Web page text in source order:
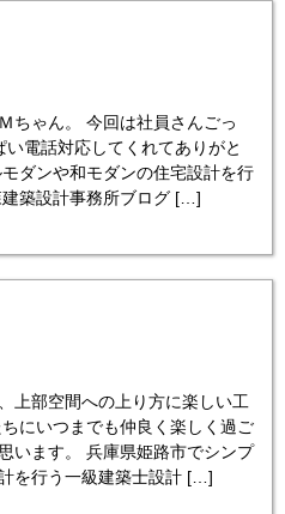
ちゃん。 今回は社員さんごっ
電話対応してくれてありがと
ダンや和モダンの住宅設計を行
築設計事務所ブログ […]
上部空間への上り方に楽しい工
にいつまでも仲良く楽しく過ご
います。 兵庫県姫路市でシンプ
を行う一級建築士設計 […]